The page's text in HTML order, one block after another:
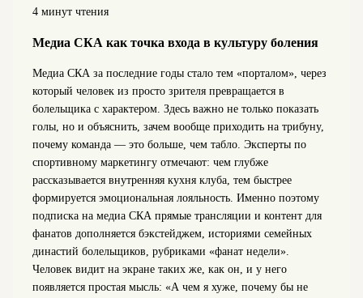
4 минут чтения
Медиа СКА как точка входа в культуру боления
Медиа СКА за последние годы стало тем «порталом», через
который человек из просто зрителя превращается в
болельщика с характером. Здесь важно не только показать
голы, но и объяснить, зачем вообще приходить на трибуну,
почему команда — это больше, чем табло. Эксперты по
спортивному маркетингу отмечают: чем глубже
рассказывается внутренняя кухня клуба, тем быстрее
формируется эмоциональная лояльность. Именно поэтому
подписка на медиа СКА прямые трансляции и контент для
фанатов дополняется бэкстейджем, историями семейных
династий болельщиков, рубриками «фанат недели».
Человек видит на экране таких же, как он, и у него
появляется простая мысль: «А чем я хуже, почему бы не